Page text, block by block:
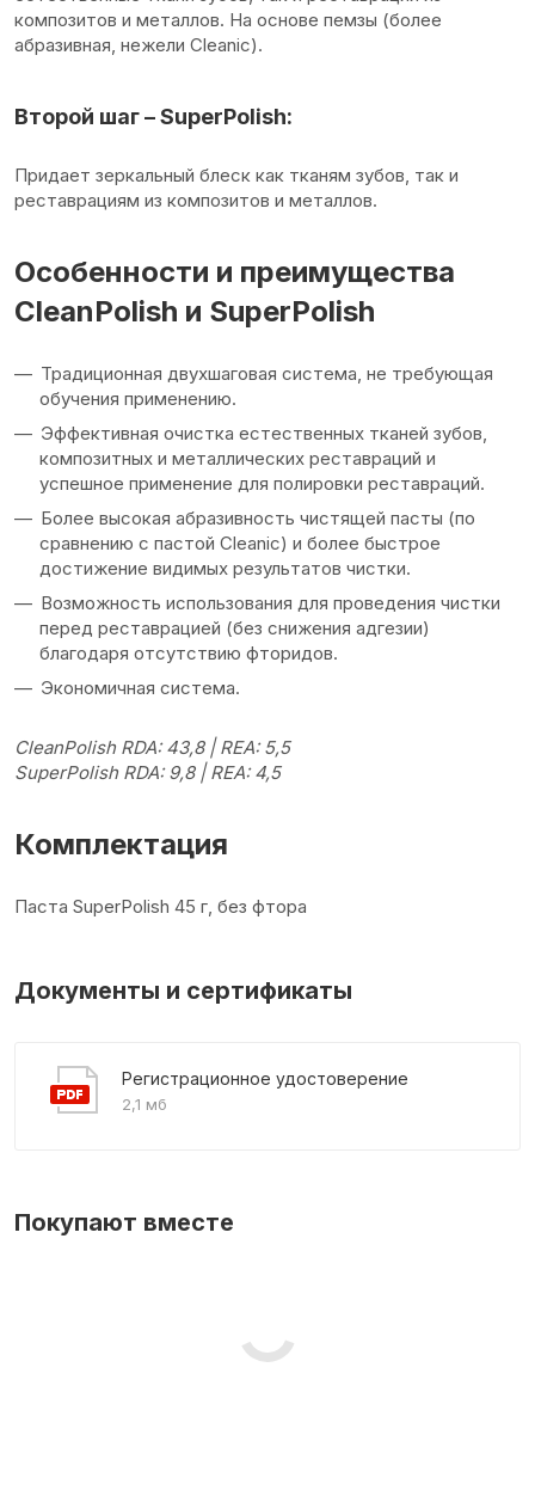
композитов и металлов. На основе пемзы (более
абразивная, нежели Cleanic).
Второй шаг – SuperPolish:
Придает зеркальный блеск как тканям зубов, так и
реставрациям из композитов и металлов.
Особенности и преимущества
CleanPolish и SuperPolish
Традиционная двухшаговая система, не требующая
обучения применению.
Эффективная очистка естественных тканей зубов,
композитных и металлических реставраций и
успешное применение для полировки реставраций.
Более высокая абразивность чистящей пасты (по
сравнению c пастой Cleanic) и более быстрое
достижение видимых результатов чистки.
Возможность использования для проведения чистки
перед реставрацией (без снижения адгезии)
благодаря отсутствию фторидов.
Экономичная система.
CleanPolish RDA: 43,8 | REA: 5,5
SuperPolish RDA: 9,8 | REA: 4,5
Комплектация
Паста SuperPolish 45 г, без фтора
Документы и сертификаты
Регистрационное удостоверение
2,1 мб
Покупают вместе